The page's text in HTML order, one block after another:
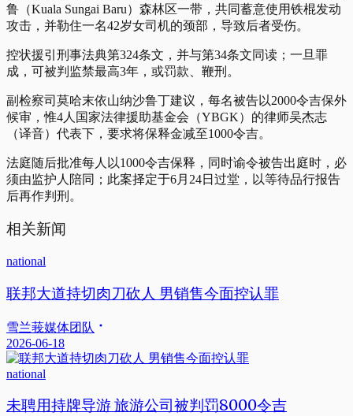
鲁（Kuala Sungai Baru）森林区一带，共同蓄意使用铁棍发动
攻击，并勒住一名42岁女司机的颈部，导致后者受伤。
控状援引刑事法典第324条文，并与第34条文同读；一旦罪
成，可被判监禁最高3年，或罚款、鞭刑。
副检察司莫哈末依山纳沙鲁丁建议，每名被告以2000令吉保外
候审，惟4人国家法律援助基金会（YBGK）的律师吴杰志
（译音）代表下，要求将保释金减至1000令吉。
法庭随后批准每人以1000令吉保释，同时谕令被告出庭时，必
须由监护人陪同；此案择定于6月24日过堂，以等待品行报告
后再作判刑。
相关新闻
national
联邦大道持切肉刀砍人 男销售今面控认罪
雪兰莪媒体团队
2026-06-18
national
未聘用持牌导游 旅游公司被判罚8000令吉